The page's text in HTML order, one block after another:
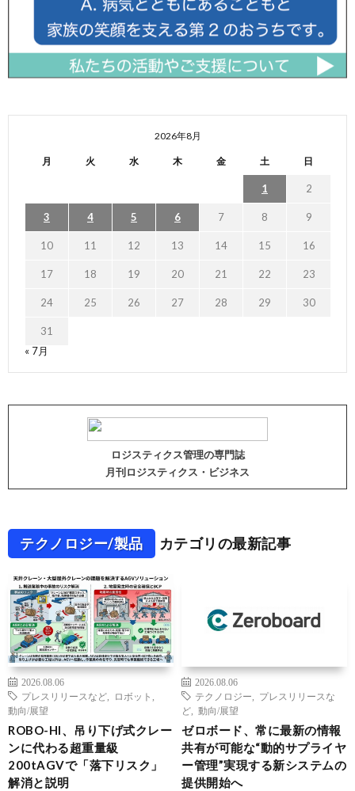
2026年8月
月 火 水 木 金 土 日
1 2
3 4 5 6 7 8 9
10 11 12 13 14 15 16
17 18 19 20 21 22 23
24 25 26 27 28 29 30
31
« 7月
ロジスティクス管理の専門誌
月刊ロジスティクス・ビジネス
テクノロジー/製品 カテゴリの最新記事
2026.08.06
プレスリリースなど
ロボット
動向/展望
ROBO-HI、吊り下げ式クレー
ンに代わる超重量級
200tAGVで「落下リスク」
解消と説明
2026.08.06
テクノロジー
プレスリリースな
ど
動向/展望
ゼロボード、常に最新の情報
共有が可能な“動的サプライヤ
ー管理”実現する新システムの
提供開始へ